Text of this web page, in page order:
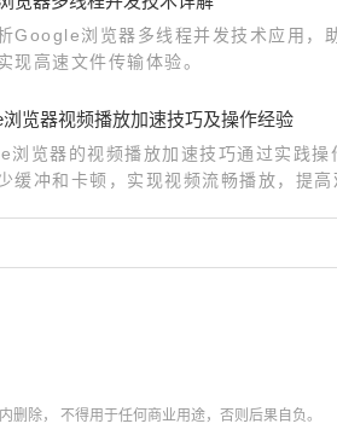
Google浏览器多线程并发技术应用，
现高速文件传输体验。
览器视频播放加速技巧及操作经验
浏览器的视频播放加速技巧通过实践操
缓冲和卡顿，实现视频流畅播放，提高
删除， 不得用于任何商业用途，否则后果自负。